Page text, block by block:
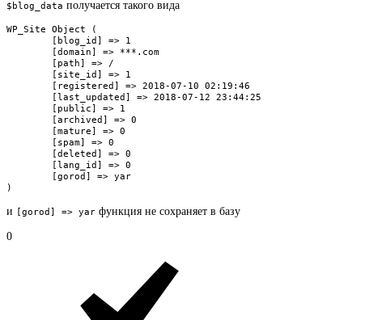
$blog_data получается такого вида
WP_Site Object (
)
и [gorod] => yar функция не сохраняет в базу
0